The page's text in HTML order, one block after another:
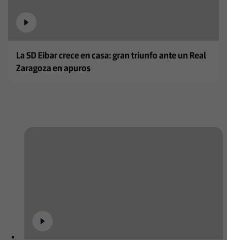
La SD Eibar crece en casa: gran triunfo ante un Real
Zaragoza en apuros